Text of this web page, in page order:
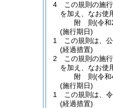
4
この規則の施
を加え、なお使
附 則(令和
(施行期日)
1
この規則は、
(経過措置)
2
この規則の施
を加え、なお使
附 則(令和
(施行期日)
1
この規則は、
(経過措置)